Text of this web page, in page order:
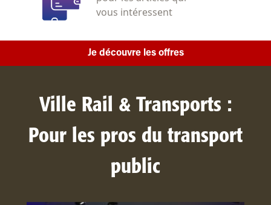
vous intéressent
Je découvre les offres
Ville Rail & Transports :
Pour les pros du transport
public